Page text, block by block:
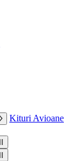
Kituri Avioane